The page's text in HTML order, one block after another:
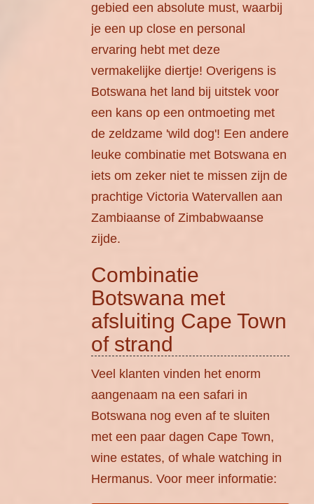
gebied een absolute must, waarbij
je een up close en personal
ervaring hebt met deze
vermakelijke diertje! Overigens is
Botswana het land bij uitstek voor
een kans op een ontmoeting met
de zeldzame 'wild dog'! Een andere
leuke combinatie met Botswana en
iets om zeker niet te missen zijn de
prachtige Victoria Watervallen aan
Zambiaanse of Zimbabwaanse
zijde.
Combinatie
Botswana met
afsluiting Cape Town
of strand
Veel klanten vinden het enorm
aangenaam na een safari in
Botswana nog even af te sluiten
met een paar dagen Cape Town,
wine estates, of whale watching in
Hermanus. Voor meer informatie: